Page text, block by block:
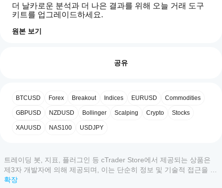
더 날카로운 분석과 더 나은 결과를 위해 오늘 거래 도구
키트를 업그레이드하세요.
원본 보기
고객 리뷰
품
에
대
한
게
용
할
요?
설치
후
어떤
공유
BTCUSD Forex Breakout Indices EURUSD Commodities
GBPUSD NZDUSD Bollinger Scalping Crypto Stocks
XAUUSD NAS100 USDJPY
트레이딩 봇, 지표, 플러그인 등 cTrader Store에서 제공되는 상품은
제3자 개발자에 의해 제공되며, 이는 단순히 정보 및 기술적 접근을 목
적으로 제공된 것입니다. cTrader Store는 중개인이 아니며, 투자 조
확장